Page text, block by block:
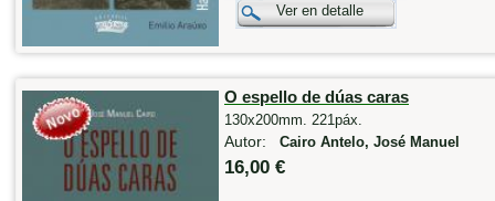
Ver en detalle
O espello de dúas caras
130x200mm. 221páx.
Autor: Cairo Antelo, José Manuel
16,00 €